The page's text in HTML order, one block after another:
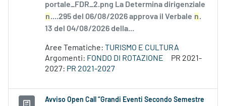
portale_FDR_2.png La Determina dirigenziale
n....295 del 06/08/2026 approva il Verbale n.
13 del 04/08/2026 della...
Aree Tematiche: TURISMO E CULTURA
Argomenti: FONDO DI ROTAZIONE
PR 2021-
2027: PR 2021-2027
Avviso Open Call “Grandi Eventi Secondo Semestre